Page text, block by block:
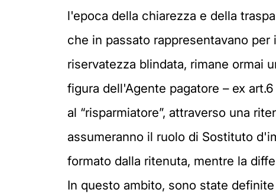
l'epoca della chiarezza e della
che in passato rappresentavano
riservatezza blindata, rimane ormai
figura dell'Agente pagatore – ex
al “risparmiatore”, attraverso una
assumeranno il ruolo di Sostituto
formato dalla ritenuta, mentre la
In questo ambito, sono state